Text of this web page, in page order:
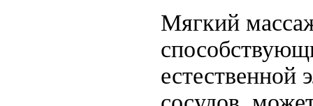
Мягкий
естественной